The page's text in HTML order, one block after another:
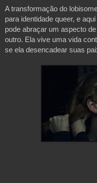
A transformação do
para identidade queer, e
pode abraçar um aspecto
outro. Ela vive uma vida
se ela desencadear suas